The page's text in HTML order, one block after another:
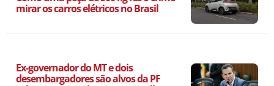
mirar os carros elétricos no Brasil
Ex-governador do MT e dois
desembargadores são alvos da PF